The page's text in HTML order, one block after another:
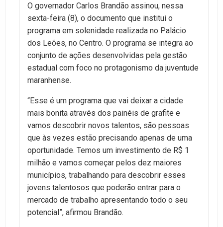
O governador Carlos Brandão assinou, nessa
sexta-feira (8), o documento que institui o
programa em solenidade realizada no Palácio
dos Leões, no Centro. O programa se integra ao
conjunto de ações desenvolvidas pela gestão
estadual com foco no protagonismo da juventude
maranhense.
“Esse é um programa que vai deixar a cidade
mais bonita através dos painéis de grafite e
vamos descobrir novos talentos, são pessoas
que às vezes estão precisando apenas de uma
oportunidade. Temos um investimento de R$ 1
milhão e vamos começar pelos dez maiores
municípios, trabalhando para descobrir esses
jovens talentosos que poderão entrar para o
mercado de trabalho apresentando todo o seu
potencial”, afirmou Brandão.